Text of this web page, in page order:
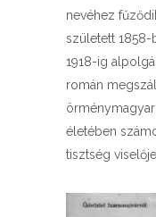
nevéhez
született 1858-
1918-ig
román
életében
tisztség